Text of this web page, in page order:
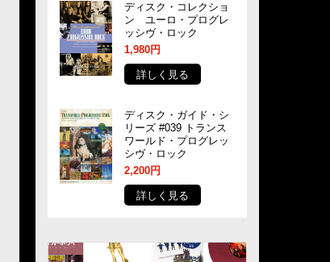
ディスク・コレクショ
ン ユーロ・プログレ
ッシヴ・ロック
1,980円
詳しく見る
ディスク・ガイド・シ
リーズ #039 トランス
ワールド・プログレッ
シヴ・ロック
2,200円
詳しく見る